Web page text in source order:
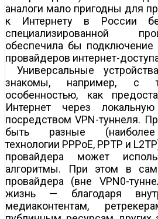
аналоги мало пригодны для
к Интернету в России
специализированной
обеспечила бы подключение
провайдеров интернет-
Универсальные
знакомы, например, с
особенностью, как
Интернет через
посредством VPN-туннеля.
быть разные (наиболее
технологии PPPoE, PPTP и
провайдера может
алгоритмы. При этом в
провайдера (вне VPN0-
жизнь — благодаря
медиаконтентам,